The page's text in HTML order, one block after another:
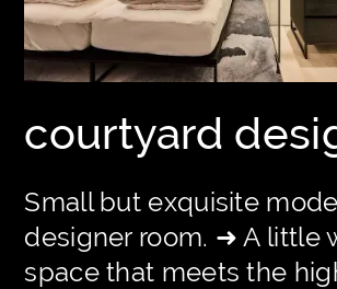
courtyard
Small but exquisite
designer room. ➜ A little
space that meets the